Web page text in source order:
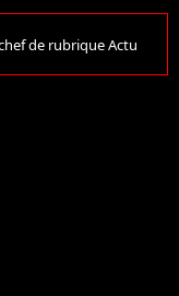
de rubrique Actu